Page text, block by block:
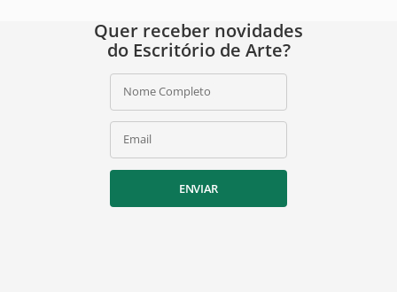
Quer receber novidades
do Escritório de Arte?
Nome Completo
Email
ENVIAR